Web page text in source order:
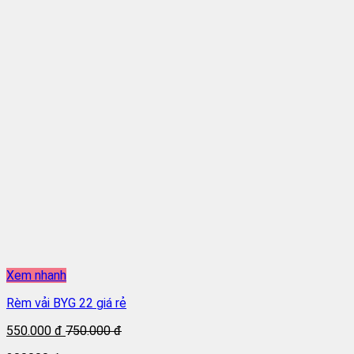
Xem nhanh
Rèm vải BYG 22 giá rẻ
550.000 đ 750.000 đ